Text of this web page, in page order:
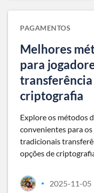
PAGAMENTOS
Melhores
para
criptografia
Explore os métodos
convenientes para
tradicionais
opções de
• 2025-11-05